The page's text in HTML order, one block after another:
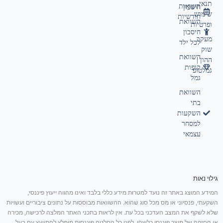
חיסכון
השוואת
חיסכון
לכל ילד
השוואת
קופות
גמל
השוואת
בתי
השקעות
למסחר
עצמאי
תנאי
שימוש
ופרטיות
מעקב
שוק
ההון |
גמלטופ
תשואות
חודשיות
גילוי נאות
המידע המוצג באתר זה נועד למטרות מידע כללי בלבד ואינו מהווה ייעוץ פיננסי,
השקעתי, פנסיוני או מס מכל סוג שהוא. ההשוואות מבוססות על נתונים ציבוריים ועשויות
שלא לשקף את המצב העדכני בכל עת. אין לראות בתכני האתר המלצה לרכישה, מכירה